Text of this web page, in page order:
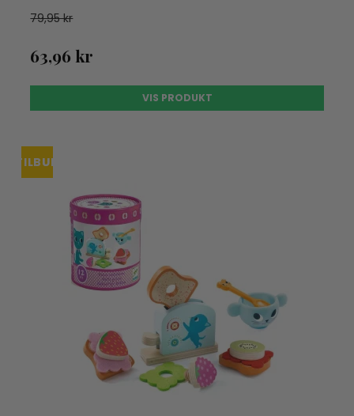
79,95 kr
63,96 kr
VIS PRODUKT
TILBUDUDSOLGT